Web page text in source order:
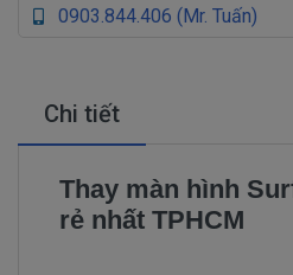
0903.844.406 (Mr. Tuấn)
Chi tiết
Thay màn hình
rẻ nhất TPHCM